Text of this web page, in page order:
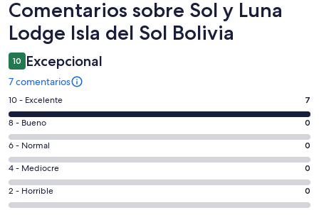
Comentarios
Comentarios sobre Sol y Luna
Lodge Isla del Sol Bolivia
10 Excepcional
7 comentarios
7
comentarios
de
un
total
de
7
con
10 - Excelente 7
0
comentarios
de
un
total
de
8 - Bueno 0
0
comentarios
de
un
total
6 - Normal 0
0
comentarios
de
4 - Mediocre 0
0
comentarios
2 - Horrible 0